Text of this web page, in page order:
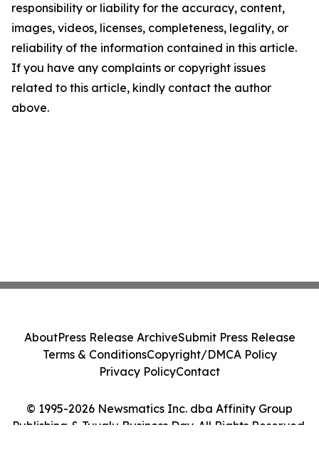
responsibility or liability for the accuracy, content,
images, videos, licenses, completeness, legality, or
reliability of the information contained in this article.
If you have any complaints or copyright issues
related to this article, kindly contact the author
above.
© 1995-2026 Newsmatics Inc. dba Affinity Group
Publishing & Tuvalu Business Day. All Rights Reserved.
AboutPress Release ArchiveSubmit Press Release
Terms & ConditionsCopyright/DMCA Policy
Privacy PolicyContact